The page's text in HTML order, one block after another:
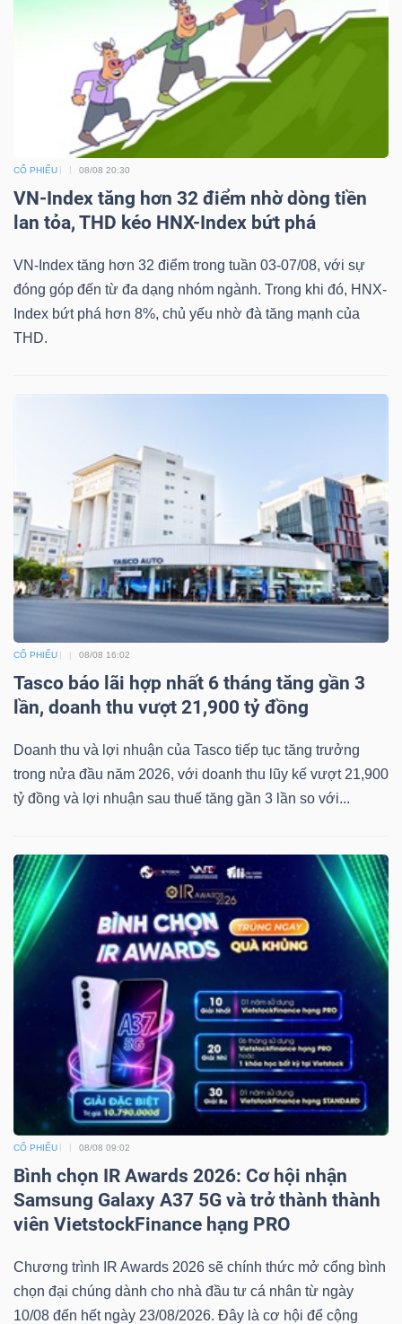
CỔ PHIẾU 08/08 20:30
VN-Index tăng hơn 32 điểm nhờ dòng tiền
lan tỏa, THD kéo HNX-Index bứt phá
VN-Index tăng hơn 32 điểm trong tuần 03-07/08, với sự
đóng góp đến từ đa dạng nhóm ngành. Trong khi đó, HNX-
Index bứt phá hơn 8%, chủ yếu nhờ đà tăng mạnh của
THD.
CỔ PHIẾU 08/08 16:02
Tasco báo lãi hợp nhất 6 tháng tăng gần 3
lần, doanh thu vượt 21,900 tỷ đồng
Doanh thu và lợi nhuận của Tasco tiếp tục tăng trưởng
trong nửa đầu năm 2026, với doanh thu lũy kế vượt 21,900
tỷ đồng và lợi nhuận sau thuế tăng gần 3 lần so với...
CỔ PHIẾU 08/08 09:02
Bình chọn IR Awards 2026: Cơ hội nhận
Samsung Galaxy A37 5G và trở thành thành
viên VietstockFinance hạng PRO
Chương trình IR Awards 2026 sẽ chính thức mở cổng bình
chọn đại chúng dành cho nhà đầu tư cá nhân từ ngày
10/08 đến hết ngày 23/08/2026. Đây là cơ hội để cộng